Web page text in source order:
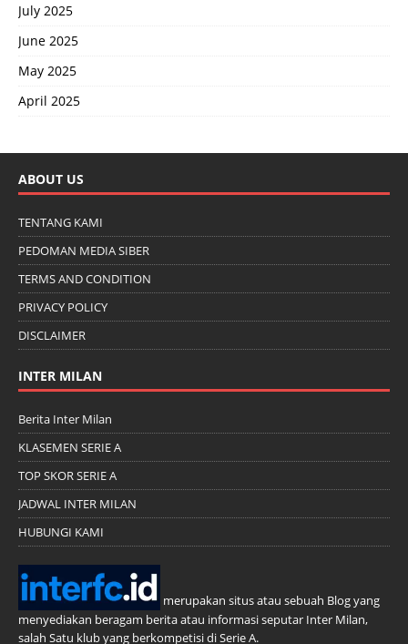
July 2025
June 2025
May 2025
April 2025
ABOUT US
TENTANG KAMI
PEDOMAN MEDIA SIBER
TERMS AND CONDITION
PRIVACY POLICY
DISCLAIMER
INTER MILAN
Berita Inter Milan
KLASEMEN SERIE A
TOP SKOR SERIE A
JADWAL INTER MILAN
HUBUNGI KAMI
merupakan situs atau sebuah Blog yang
menyediakan beragam berita atau informasi seputar Inter Milan,
salah Satu klub yang berkompetisi di Serie A.